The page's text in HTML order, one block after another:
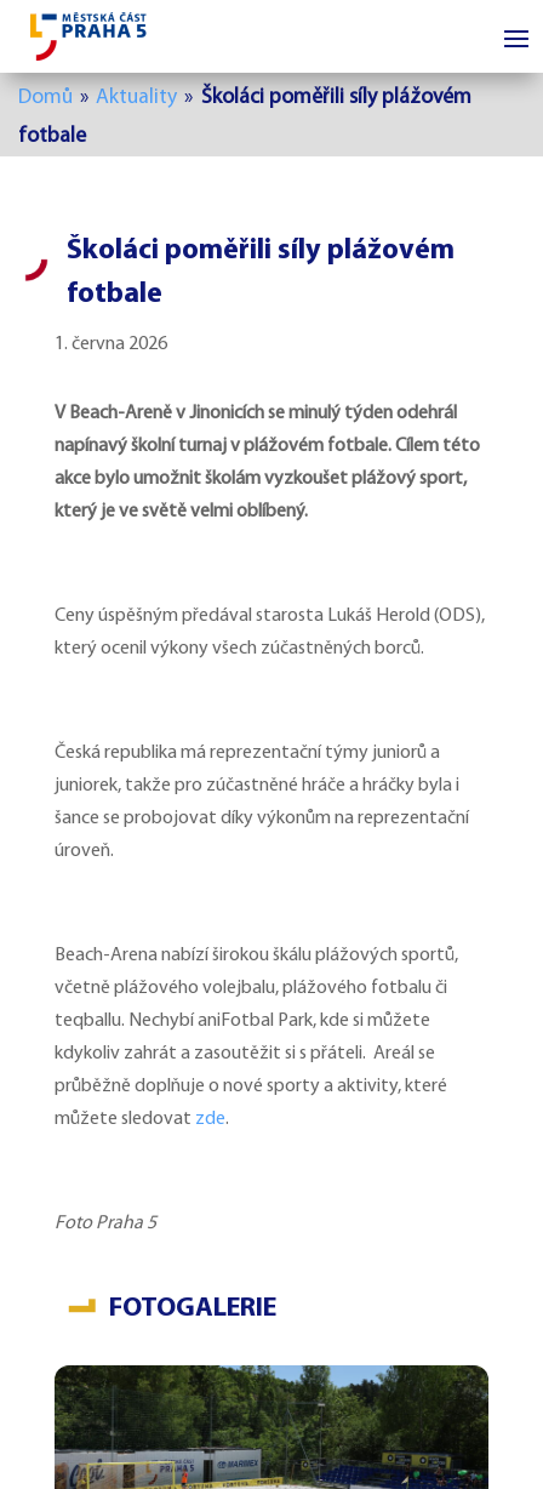
Domů » Aktuality » Školáci poměřili síly plážovém
fotbale
Školáci poměřili síly plážovém
fotbale
1. června 2026
V Beach-Areně v Jinonicích se minulý týden odehrál
napínavý školní turnaj v plážovém fotbale. Cílem této
akce bylo umožnit školám vyzkoušet plážový sport,
který je ve světě velmi oblíbený.
Ceny úspěšným předával starosta Lukáš Herold (ODS),
který ocenil výkony všech zúčastněných borců.
Česká republika má reprezentační týmy juniorů a
juniorek, takže pro zúčastněné hráče a hráčky byla i
šance se probojovat díky výkonům na reprezentační
úroveň.
Beach-Arena nabízí širokou škálu plážových sportů,
včetně plážového volejbalu, plážového fotbalu či
teqballu. Nechybí aniFotbal Park, kde si můžete
kdykoliv zahrát a zasoutěžit si s přáteli. Areál se
průběžně doplňuje o nové sporty a aktivity, které
můžete sledovat zde.
Foto Praha 5
FOTOGALERIE